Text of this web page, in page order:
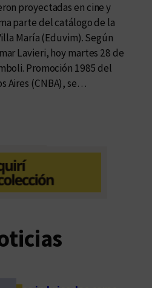
proyectadas en cine y
parte del catálogo de la
María (Eduvim). Según
Lavieri, hoy martes 28 de
Promoción 1985 del
Aires (CNBA), se…